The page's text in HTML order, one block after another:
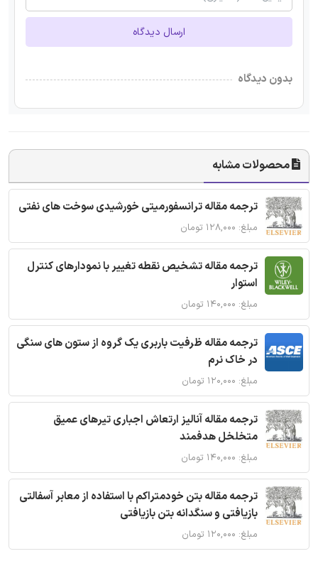
ارسال دیدگاه
بدون دیدگاه
محصولات مشابه
ترجمه مقاله ترانسفورمیتی خورشیدی سوخت های نفتی
مبلغ: ۱۲۸,۰۰۰ تومان
ترجمه مقاله تشخیص نقطه تغییر با نمودارهای کنترل
استوار
مبلغ: ۱۴۰,۰۰۰ تومان
ترجمه مقاله ظرفیت باربری یک گروه از ستون های سنگی
در خاک نرم
مبلغ: ۱۲۰,۰۰۰ تومان
ترجمه مقاله آنالیز ارتعاش اجباری تیرهای عمیق
متخلخل هدفمند
مبلغ: ۱۴۰,۰۰۰ تومان
ترجمه مقاله بتن خودمتراکم با استفاده از معابر آسفالتی
بازیافتی و سنگدانه بتن بازیافتی
مبلغ: ۱۲۰,۰۰۰ تومان